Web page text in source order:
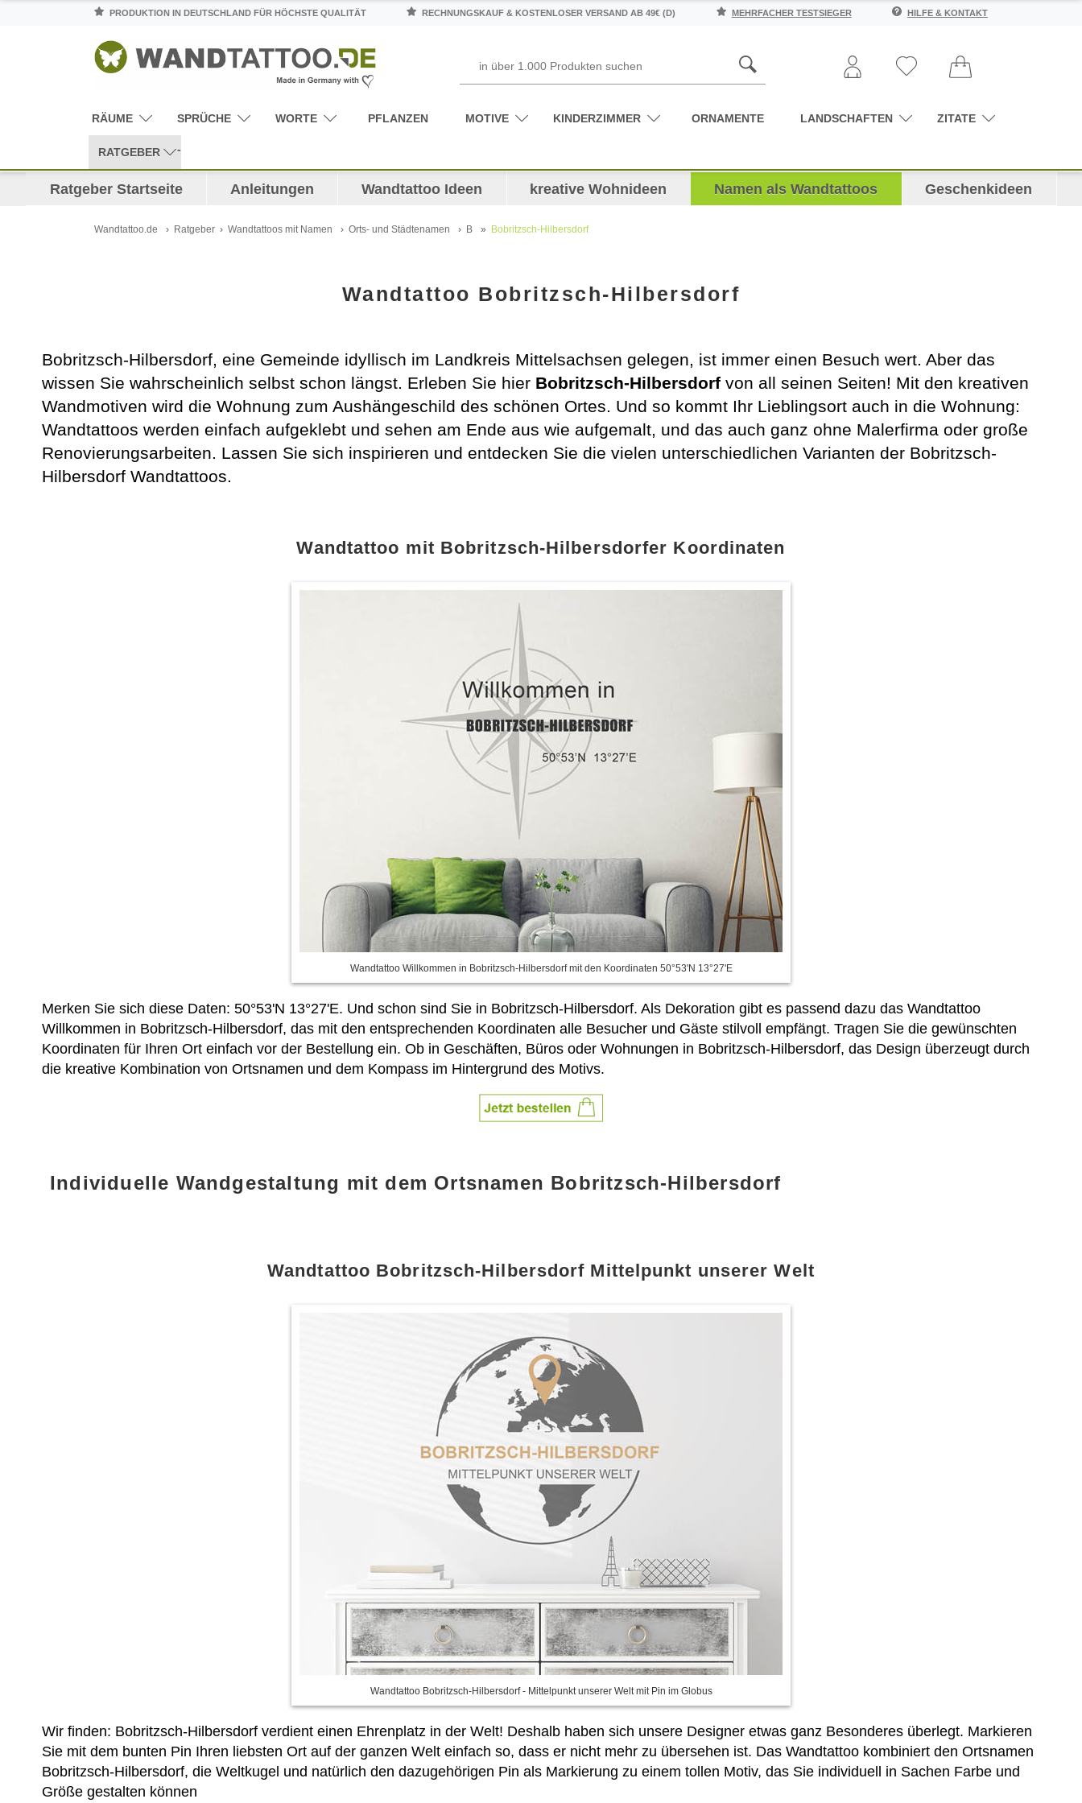
PRODUKTION IN DEUTSCHLAND FÜR HÖCHSTE QUALITÄT RECHNUNGSKAUF & KOSTENLOSER VERSAND AB 49€ (D) MEHRFACHER TESTSIEGER HILFE & KONTAKT
RÄUME SPRÜCHE WORTE PFLANZEN MOTIVE KINDERZIMMER ORNAMENTE LANDSCHAFTEN ZITATE
RATGEBER
Ratgeber Startseite Anleitungen Wandtattoo Ideen kreative Wohnideen Namen als Wandtattoos Geschenkideen
Wandtattoo.de Ratgeber Wandtattoos mit Namen Orts- und Städtenamen B Bobritzsch-Hilbersdorf
Wandtattoo Bobritzsch-Hilbersdorf
Bobritzsch-Hilbersdorf, eine Gemeinde idyllisch im Landkreis Mittelsachsen gelegen, ist immer einen Besuch wert. Aber das
wissen Sie wahrscheinlich selbst schon längst. Erleben Sie hier Bobritzsch-Hilbersdorf von all seinen Seiten! Mit den kreativen
Wandmotiven wird die Wohnung zum Aushängeschild des schönen Ortes. Und so kommt Ihr Lieblingsort auch in die Wohnung:
Wandtattoos werden einfach aufgeklebt und sehen am Ende aus wie aufgemalt, und das auch ganz ohne Malerfirma oder große
Renovierungsarbeiten. Lassen Sie sich inspirieren und entdecken Sie die vielen unterschiedlichen Varianten der Bobritzsch-
Hilbersdorf Wandtattoos.
Wandtattoo mit Bobritzsch-Hilbersdorfer Koordinaten
Wandtattoo Willkommen in Bobritzsch-Hilbersdorf mit den Koordinaten 50°53'N 13°27'E
Merken Sie sich diese Daten: 50°53'N 13°27'E. Und schon sind Sie in Bobritzsch-Hilbersdorf. Als Dekoration gibt es passend dazu das Wandtattoo
Willkommen in Bobritzsch-Hilbersdorf, das mit den entsprechenden Koordinaten alle Besucher und Gäste stilvoll empfängt. Tragen Sie die gewünschten
Koordinaten für Ihren Ort einfach vor der Bestellung ein. Ob in Geschäften, Büros oder Wohnungen in Bobritzsch-Hilbersdorf, das Design überzeugt durch
die kreative Kombination von Ortsnamen und dem Kompass im Hintergrund des Motivs.
Individuelle Wandgestaltung mit dem Ortsnamen Bobritzsch-Hilbersdorf
Wandtattoo Bobritzsch-Hilbersdorf Mittelpunkt unserer Welt
Wandtattoo Bobritzsch-Hilbersdorf - Mittelpunkt unserer Welt mit Pin im Globus
Wir finden: Bobritzsch-Hilbersdorf verdient einen Ehrenplatz in der Welt! Deshalb haben sich unsere Designer etwas ganz Besonderes überlegt. Markieren
Sie mit dem bunten Pin Ihren liebsten Ort auf der ganzen Welt einfach so, dass er nicht mehr zu übersehen ist. Das Wandtattoo kombiniert den Ortsnamen
Bobritzsch-Hilbersdorf, die Weltkugel und natürlich den dazugehörigen Pin als Markierung zu einem tollen Motiv, das Sie individuell in Sachen Farbe und
Größe gestalten können